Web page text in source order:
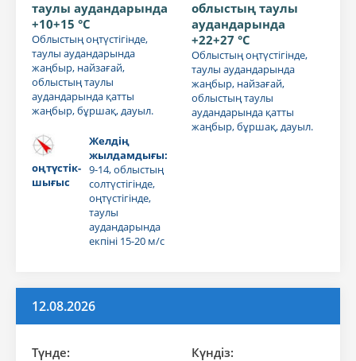
таулы аудандарында
+10+15 °C
Облыстың оңтүстігінде,
таулы аудандарында
жаңбыр, найзағай,
облыстың таулы
аудандарында қатты
жаңбыр, бұршақ, дауыл.
оңтүстік-
шығыс
Желдің
жылдамдығы:
9-14, облыстың
солтүстігінде,
оңтүстігінде,
таулы
аудандарында
екпіні 15-20 м/с
облыстың таулы
аудандарында
+22+27 °C
Облыстың оңтүстігінде,
таулы аудандарында
жаңбыр, найзағай,
облыстың таулы
аудандарында қатты
жаңбыр, бұршақ, дауыл.
12.08.2026
Түнде:
Күндiз: